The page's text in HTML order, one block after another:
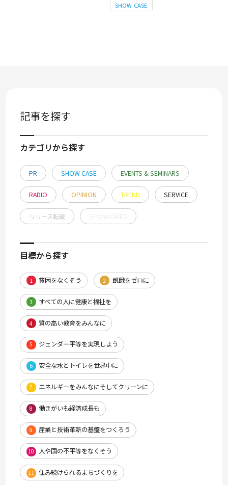
SHOW CASE
記事を探す
カテゴリから探す
PR SHOW CASE EVENTS & SEMINARS
RADIO OPINION TREND SERVICE
リリース転載
目標から探す
1 貧困をなくそう 2 飢餓をゼロに
3 すべての人に健康と福祉を
4 質の高い教育をみんなに
5 ジェンダー平等を実現しよう
6 安全な水とトイレを世界中に
7 エネルギーをみんなにそしてクリーンに
8 働きがいも経済成長も
9 産業と技術革新の基盤をつくろう
10 人や国の不平等をなくそう
11 住み続けられるまちづくりを